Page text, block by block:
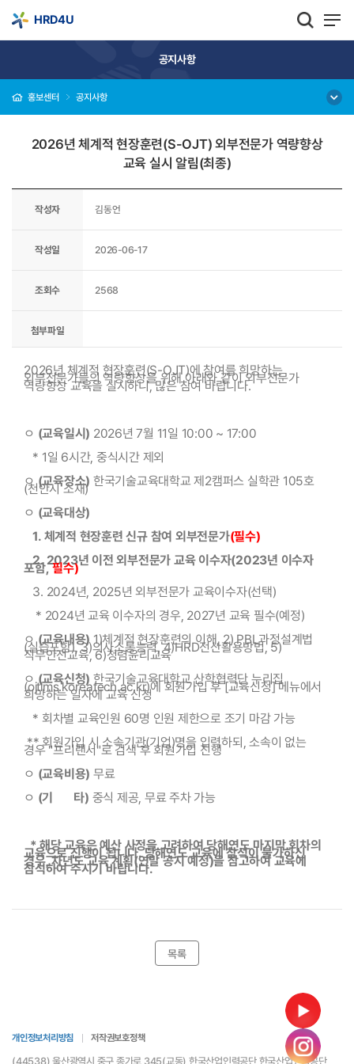
HRD4U
공지사항
홍보센터 공지사항
2026년 체계적 현장훈련(S-OJT) 외부전문가 역량향상
교육 실시 알림(최종)
작성자 김동언
작성일 2026-06-17
조회수 2568
첨부파일
2026년 체계적 현장훈련(S-OJT)에 참여를 희망하는
외부전문가들의 역량향상을 위해 아래와 같이 외부전문가
역량향상 교육을 실시하니, 많은 참여 바랍니다.
ㅇ (교육일시) 2026년 7월 11일 10:00 ~ 17:00
* 1일 6시간, 중식시간 제외
ㅇ (교육장소) 한국기술교육대학교 제2캠퍼스 실학관 105호
(천안시 소재)
ㅇ (교육대상)
1. 체계적 현장훈련 신규 참여 외부전문가(필수)
2. 2023년 이전 외부전문가 교육 이수자(2023년 이수자
포함, 필수)
3. 2024년, 2025년 외부전문가 교육이수자(선택)
* 2024년 교육 이수자의 경우, 2027년 교육 필수(예정)
ㅇ (교육내용) 1)체계적 현장훈련의 이해, 2) PBL과정설계법
(실습포함), 3)의사소통능력, 4)HRD전산활용방법, 5)
직무안전교육, 6)청렴윤리교육
ㅇ (교육신청) 한국기술교육대학교 산학협력단 누리집
(ojtlms.koreatech.ac.kr)에 회원가입 후 [교육신청] 메뉴에서
희망하는 일자에 교육 신청
* 회차별 교육인원 60명 인원 제한으로 조기 마감 가능
** 회원가입 시 소속기관(기업)명을 입력하되, 소속이 없는
경우 "프리랜서"로 검색 후 회원가입 진행
ㅇ (교육비용) 무료
ㅇ (기       타) 중식 제공, 무료 주차 가능
* 해당 교육은 예산 사정을 고려하여 당해연도 마지막 회차의
교육으로 진행이 됩니다. 당해연도 교육에 참석이 불가하신
경우, 차년도 교육 계획(연말 공지 예정)을 참고하여 교육에
참석하여 주시기 바랍니다.
목록
개인정보처리방침 저작권보호정책
(44538) 울산광역시 중구 종가로 345(교동) 한국산업인력공단 한국산업인력공단